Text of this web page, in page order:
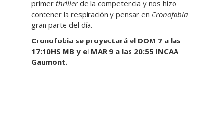
primer thrillerde la competencia y nos hizo
contener la respiración y pensar en Cronofobia
gran parte del día.
Cronofobia se proyectará el DOM 7 a las
17:10HS MB y el MAR 9 a las 20:55 INCAA
Gaumont.